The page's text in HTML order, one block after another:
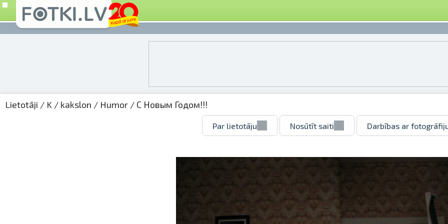
Lietotāji / K / kakslon / Humor / С Новым Годом!!!
Par lietotāju Nosūtīt saiti Darbības ar